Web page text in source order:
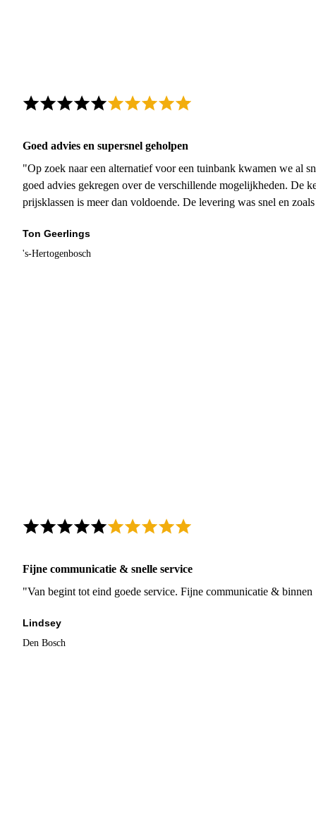
Goed advies en supersnel geholpen
"Op zoek naar een alternatief voor een tuinbank kwamen we al
goed advies gekregen over de verschillende mogelijkheden. De
prijsklassen is meer dan voldoende. De levering was snel en
Ton Geerlings
's-Hertogenbosch
Fijne communicatie & snelle service
"Van begint tot eind goede service. Fijne communicatie &
Lindsey
Den Bosch